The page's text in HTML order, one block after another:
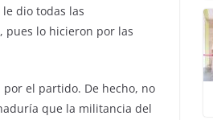
dio todas las
pues lo hicieron por las
el partido. De hecho, no
que la militancia del